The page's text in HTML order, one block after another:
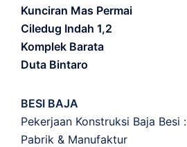
Kunciran Mas Permai
Ciledug Indah 1,2
Komplek Barata
Duta Bintaro
BESI BAJA
Pekerjaan Konstruksi Baja Besi :
Pabrik & Manufaktur